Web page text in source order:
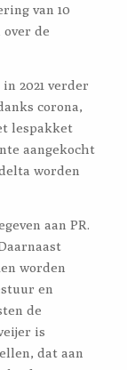
van 10
de
2021 verder
corona,
lespakket
aangekocht
worden
aan PR.
worden
en
de
is
dat aan